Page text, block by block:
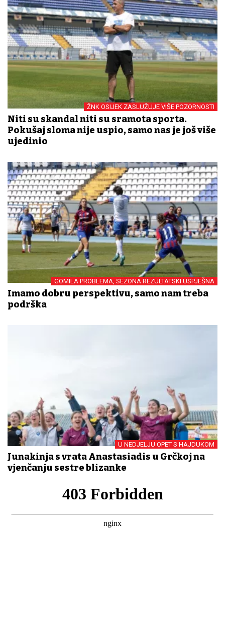
ŽNK OSIJEK ZASLUŽUJE VIŠE POZORNOSTI
Niti su skandal niti su sramota sporta.
Pokušaj sloma nije uspio, samo nas je još više
ujedinio
GOMILA PROBLEMA, SEZONA REZULTATSKI USPJEŠNA
Imamo dobru perspektivu, samo nam treba
podrška
U NEDJELJU OPET S HAJDUKOM
Junakinja s vrata Anastasiadis u Grčkoj na
vjenčanju sestre blizanke